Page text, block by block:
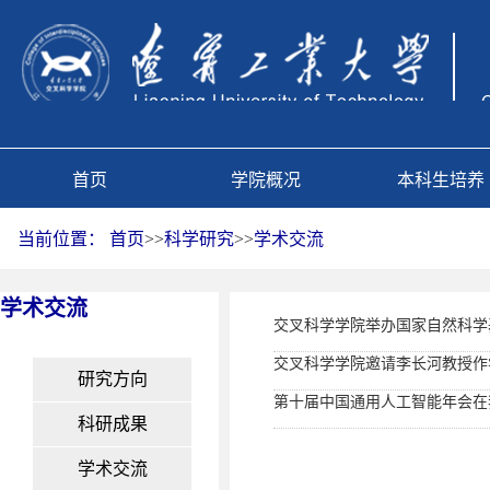
首页 学院概况 本科生培养
当前位置： 首页>>科学研究>>学术交流
学术交流
研究方向
科研成果
学术交流
交叉科学学院举办国家自然科
交叉科学学院邀请李长河教授
第十届中国通用人工智能年会